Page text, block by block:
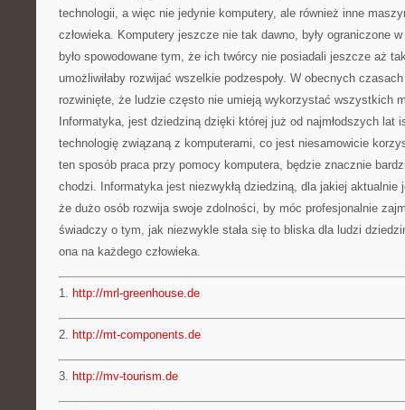
technologii, a więc nie jedynie komputery, ale również inne
człowieka. Komputery jeszcze nie tak dawno, były ograniczone
było spowodowane tym, że ich twórcy nie posiadali jeszcze aż
umożliwiłaby rozwijać wszelkie podzespoły. W obecnych
rozwinięte, że ludzie często nie umieją wykorzystać wszystkich
Informatyka, jest dziedziną dzięki której już od najmłodszych lat
technologię związaną z komputerami, co jest niesamowicie
ten sposób praca przy pomocy komputera, będzie znacznie
chodzi. Informatyka jest niezwykłą dziedziną, dla jakiej
że dużo osób rozwija swoje zdolności, by móc profesjonalnie
świadczy o tym, jak niezwykle stała się to bliska dla ludzi
ona na każdego człowieka.
1. http://mrl-greenhouse.de
2. http://mt-components.de
3. http://mv-tourism.de